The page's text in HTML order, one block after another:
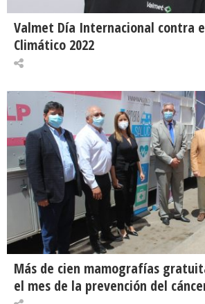
Valmet Día Internacional contra
Climático 2022
Más de cien mamografías
el mes de la prevención del